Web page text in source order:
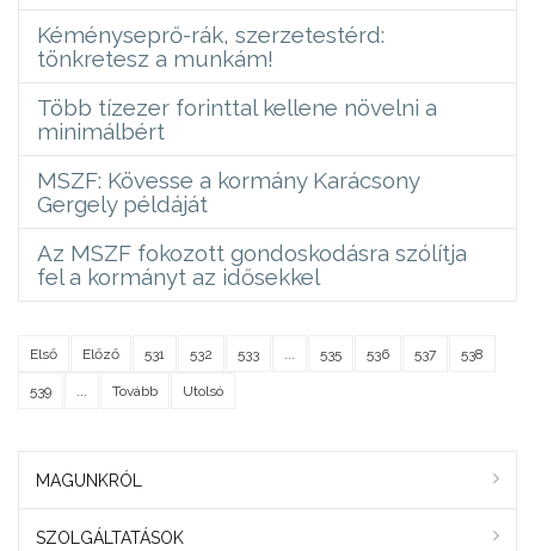
Kéményseprő-rák, szerzetestérd:
tönkretesz a munkám!
Több tízezer forinttal kellene növelni a
minimálbért
MSZF: Kövesse a kormány Karácsony
Gergely példáját
Az MSZF fokozott gondoskodásra szólítja
fel a kormányt az idősekkel
Első Előző 531 532 533 535 536 537 538
539 Tovább Utolsó
MAGUNKRÓL
SZOLGÁLTATÁSOK